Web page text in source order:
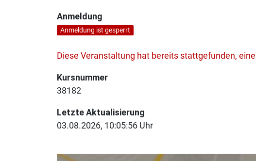
Anmeldung
Anmeldung ist gesperrt
Diese Veranstaltung hat bereits stattgefunden,
Kursnummer
38182
Letzte Aktualisierung
03.08.2026, 10:05:56 Uhr